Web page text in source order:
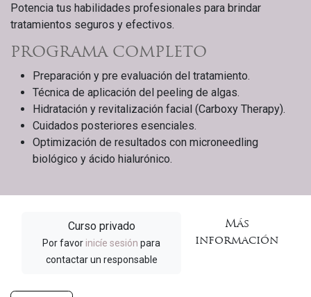
Potencia tus habilidades profesionales para brindar
tratamientos seguros y efectivos.
PROGRAMA COMPLETO
Preparación y pre evaluación del tratamiento.
Técnica de aplicación del peeling de algas.
Hidratación y revitalización facial (Carboxy Therapy).
Cuidados posteriores esenciales.
Optimización de resultados con microneedling
biológico y ácido hialurónico.
Curso privado
Por favor inicíe sesión para
contactar un responsable
Más
información